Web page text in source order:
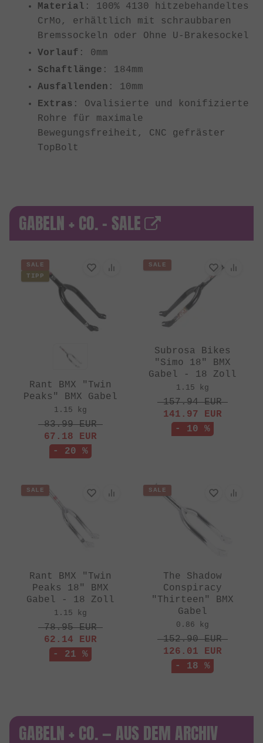
Material : 100% 4130 hitzebehandeltes
CrMo, erhältlich mit schraubbaren
Bremssockeln oder Ohne U-Brakesockel
Vorlauf : 0mm
Schaftlänge : 184mm
Ausfallenden : 10mm
Extras : Ovalisierte und konifizierte
Rohre für maximale
Bewegungsfreiheit, CNC gefräster
TopBolt
GABELN + CO. - SALE
SALE
TIPP
Rant BMX "Twin
Peaks" BMX Gabel
1.15 kg
83.99EUR
67.18 EUR
- 20 %
SALE
Subrosa Bikes
"Simo 18" BMX
Gabel - 18 Zoll
1.15 kg
157.94EUR
141.97 EUR
- 10 %
SALE
Rant BMX "Twin
Peaks 18" BMX
Gabel - 18 Zoll
1.15 kg
78.95EUR
62.14 EUR
- 21 %
SALE
The Shadow
Conspiracy
"Thirteen" BMX
Gabel
0.86 kg
152.90EUR
126.01 EUR
- 18 %
GABELN + CO. — AUS DEM ARCHIV